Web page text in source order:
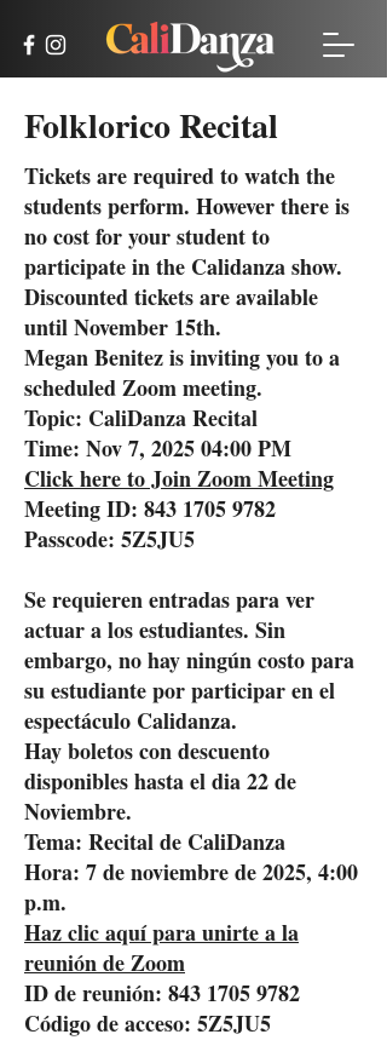
Folklorico Recital
Tickets are required to watch the
students perform. However there is
no cost for your student to
participate in the Calidanza show.
Discounted tickets are available
until November 15th.
Megan Benitez is inviting you to a
scheduled Zoom meeting.
Topic: CaliDanza Recital
Time: Nov 7, 2025 04:00 PM
Click here to Join Zoom Meeting
Meeting ID: 843 1705 9782
Passcode: 5Z5JU5
Se requieren entradas para ver
actuar a los estudiantes. Sin
embargo, no hay ningún costo para
su estudiante por participar en el
espectáculo Calidanza.
Hay boletos con descuento
disponibles hasta el dia 22 de
Noviembre.
Tema: Recital de CaliDanza
Hora: 7 de noviembre de 2025, 4:00
p.m.
Haz clic aquí para unirte a la
reunión de Zoom
ID de reunión: 843 1705 9782
Código de acceso: 5Z5JU5